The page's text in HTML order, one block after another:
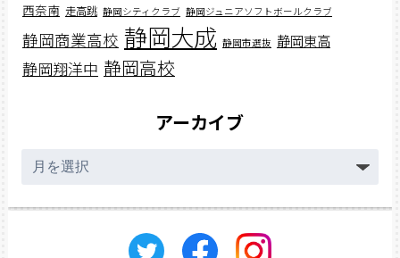
西奈南 走高跳 静岡シティクラブ 静岡ジュニアソフトボールクラブ
静岡商業高校 静岡大成 静岡市選抜 静岡東高
静岡翔洋中 静岡高校
アーカイブ
ー